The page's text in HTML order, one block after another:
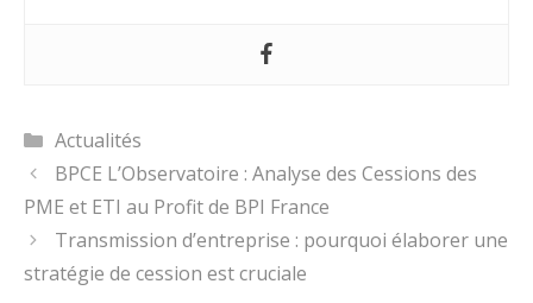
Catégories
Actualités
BPCE L’Observatoire : Analyse des Cessions des
PME et ETI au Profit de BPI France
Transmission d’entreprise : pourquoi élaborer une
stratégie de cession est cruciale